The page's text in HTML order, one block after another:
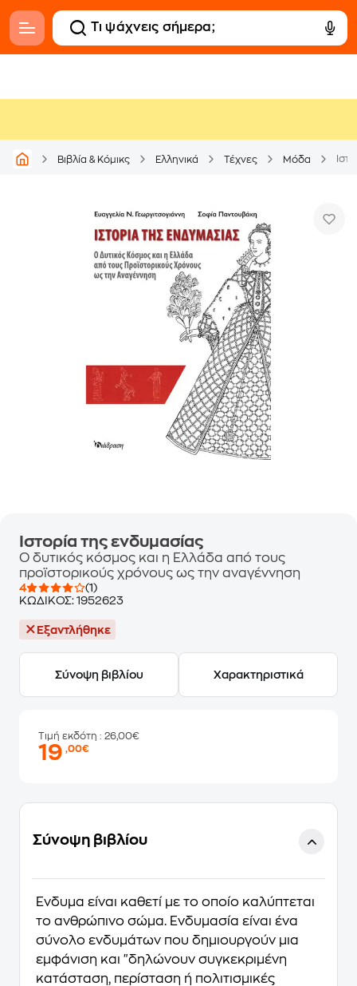
Βιβλία & Κόμικς Ελληνικά Τέχνες Μόδα
Ιστορία της ενδυμασίας
Ο δυτικός κόσμος και η Ελλάδα από τους
προϊστορικούς χρόνους ως την αναγέννηση
4
(1)
ΚΩΔΙΚΟΣ: 1952623
Εξαντλήθηκε
Σύνοψη βιβλίου Χαρακτηριστικά
Τιμή εκδότη : 26,00€
19,00€
Σύνοψη βιβλίου
Ένδυμα είναι καθετί με το οποίο καλύπτεται
το ανθρώπινο σώμα. Ενδυμασία είναι ένα
σύνολο ενδυμάτων που δημιουργούν μια
εμφάνιση και "δηλώνουν συγκεκριμένη
κατάσταση, περίσταση ή πολιτισμικές